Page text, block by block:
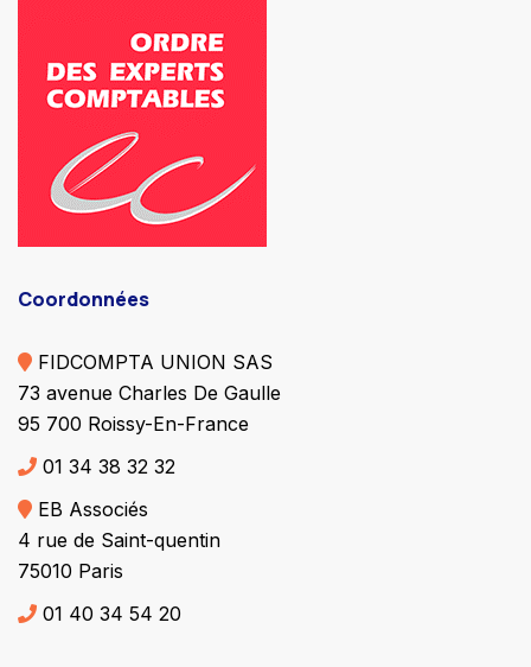
Coordonnées
FIDCOMPTA UNION SAS
73 avenue Charles De Gaulle
95 700 Roissy-En-France
01 34 38 32 32
EB Associés
4 rue de Saint-quentin
75010 Paris
01 40 34 54 20